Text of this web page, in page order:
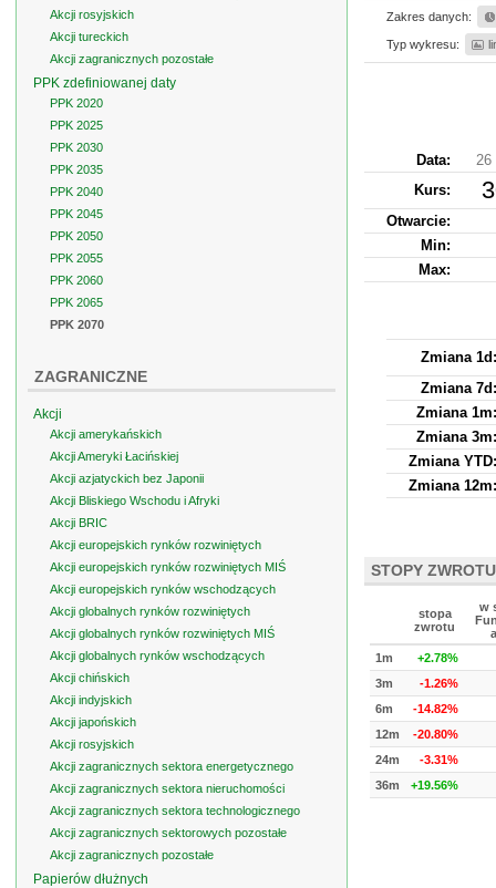
Zakres danych:
Typ wykresu:
Data:
26
Kurs:
Otwarcie:
Min:
Max:
Zmiana 1d:
Zmiana 7d:
Zmiana 1m:
Zmiana 3m:
Zmiana YTD:
Zmiana 12m:
STOPY ZWROTU
stopa
zwrotu
w
1m
+2.78%
3m
-1.26%
6m
-14.82%
12m
-20.80%
24m
-3.31%
36m
+19.56%
Akcji rosyjskich
Akcji tureckich
Akcji zagranicznych pozostałe
PPK zdefiniowanej daty
PPK 2020
PPK 2025
PPK 2030
PPK 2035
PPK 2040
PPK 2045
PPK 2050
PPK 2055
PPK 2060
PPK 2065
PPK 2070
ZAGRANICZNE
Akcji
Akcji amerykańskich
Akcji Ameryki Łacińskiej
Akcji azjatyckich bez Japonii
Akcji Bliskiego Wschodu i Afryki
Akcji BRIC
Akcji europejskich rynków rozwiniętych
Akcji europejskich rynków rozwiniętych MIŚ
Akcji europejskich rynków wschodzących
Akcji globalnych rynków rozwiniętych
Akcji globalnych rynków rozwiniętych MIŚ
Akcji globalnych rynków wschodzących
Akcji chińskich
Akcji indyjskich
Akcji japońskich
Akcji rosyjskich
Akcji zagranicznych sektora energetycznego
Akcji zagranicznych sektora nieruchomości
Akcji zagranicznych sektora technologicznego
Akcji zagranicznych sektorowych pozostałe
Akcji zagranicznych pozostałe
Papierów dłużnych